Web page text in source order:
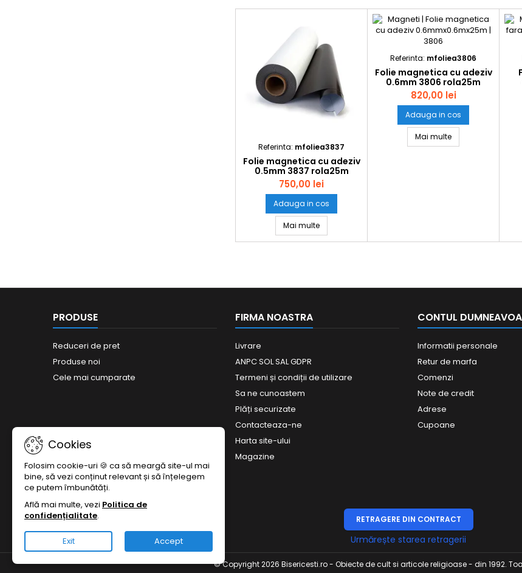
Referinta: mfoliea3837
Folie magnetica cu adeziv
0.5mm 3837 rola25m
750,00 lei
Adauga in cos
Mai multeFolie magnetica cu adeziv 0.5mm 3837 rola25m
Referinta: mfoliea3806
Folie magnetica cu adeziv
0.6mm 3806 rola25m
820,00 lei
Adauga in cos
Mai multeFolie magnetica
PRODUSE
Reduceri de pret
Produse noi
Cele mai cumparate
FIRMA NOASTRA
Livrare
ANPC SOL SAL GDPR
Termeni și condiții de utilizare
Sa ne cunoastem
Plăți securizate
Contacteaza-ne
Harta site-ului
Magazine
CONTUL
Informatii personale
Retur de marfa
Comenzi
Note de credit
Adrese
Cupoane
Cookies
Folosim cookie-uri 🍪 ca să meargă site-ul mai
bine, să vezi conținut relevant și să înțelegem
ce putem îmbunătăți.
Află mai multe, vezi Politica de
confidențialitate.
Exit Accept
RETRAGERE DIN CONTRACT
Urmărește starea retragerii
© Copyright 2026 Bisericesti.ro - Obiecte de cult si articole religioase - din 1992.